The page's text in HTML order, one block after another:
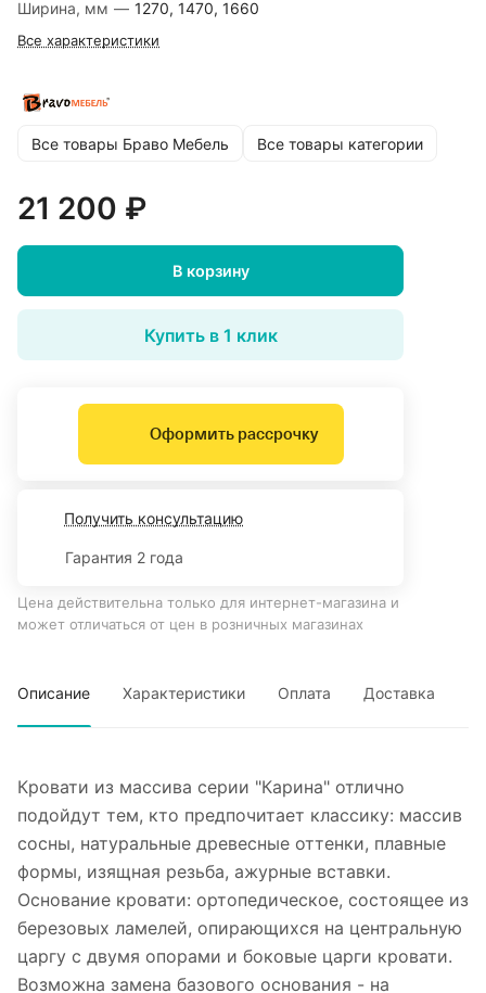
Ширина, мм — 1270, 1470, 1660
Все характеристики
Все товары Браво Мебель Все товары категории
21 200 ₽
В корзину
Купить в 1 клик
Оформить рассрочку
Получить консультацию
Гарантия 2 года
Цена действительна только для интернет-магазина и
может отличаться от цен в розничных магазинах
Описание Характеристики Оплата Доставка
Кровати из массива серии "Карина" отлично
подойдут тем, кто предпочитает классику: массив
сосны, натуральные древесные оттенки, плавные
формы, изящная резьба, ажурные вставки.
Основание кровати: ортопедическое, состоящее из
березовых ламелей, опирающихся на центральную
царгу с двумя опорами и боковые царги кровати.
Возможна замена базового основания - на